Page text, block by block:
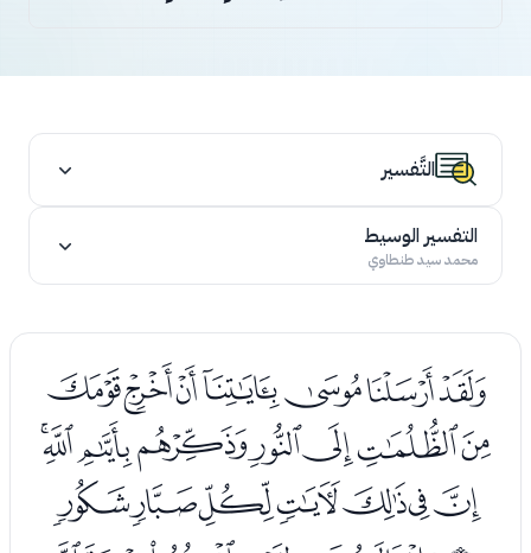
التَّفسير
التفسير الوسيط
محمد سيد طنطاوي
ﮬﮭﮮﮯﮰﮱﯓ
ﯔﯕﯖﯗﯘﯙﯚﯛ
ﯜﯝﯞﯟﯠﯡﯢ